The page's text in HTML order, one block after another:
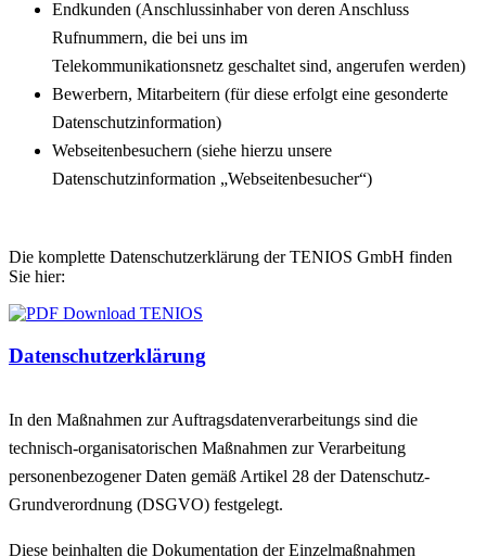
Endkunden (Anschlussinhaber von deren Anschluss
Rufnummern, die bei uns im
Telekommunikationsnetz geschaltet sind, angerufen werden)
Bewerbern, Mitarbeitern (für diese erfolgt eine gesonderte
Datenschutzinformation)
Webseitenbesuchern (siehe hierzu unsere
Datenschutzinformation „Webseitenbesucher“)
Die komplette Datenschutzerklärung der TENIOS GmbH finden
Sie hier:
Datenschutzerklärung
In den Maßnahmen zur Auftragsdatenverarbeitungs sind die
technisch-organisatorischen Maßnahmen zur Verarbeitung
personenbezogener Daten gemäß Artikel 28 der Datenschutz-
Grundverordnung (DSGVO) festgelegt.
Diese beinhalten die Dokumentation der Einzelmaßnahmen